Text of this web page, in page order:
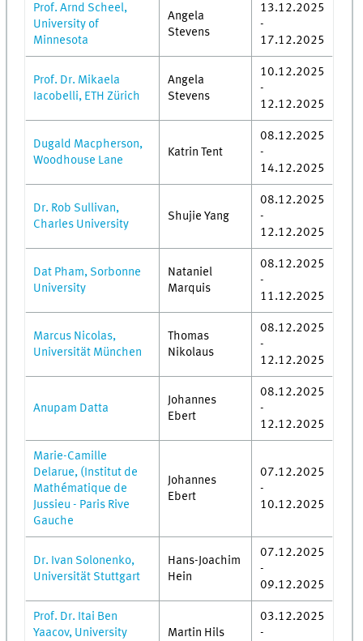
Prof. Arnd Scheel,
University of
Minnesota
Angela
Stevens
13.12.2025
-
17.12.2025
Prof. Dr. Mikaela
Iacobelli, ETH Zürich
Angela
Stevens
10.12.2025
-
12.12.2025
Dugald Macpherson,
Woodhouse Lane
Katrin Tent
08.12.2025
-
14.12.2025
Dr. Rob Sullivan,
Charles University
Shujie Yang
08.12.2025
-
12.12.2025
Dat Pham, Sorbonne
University
Nataniel
Marquis
08.12.2025
-
11.12.2025
Marcus Nicolas,
Universität München
Thomas
Nikolaus
08.12.2025
-
12.12.2025
Anupam Datta
Johannes
Ebert
08.12.2025
-
12.12.2025
Marie-Camille
Delarue, (Institut de
Mathématique de
Jussieu - Paris Rive
Gauche
Johannes
Ebert
07.12.2025
-
10.12.2025
Dr. Ivan Solonenko,
Universität Stuttgart
Hans-Joachim
Hein
07.12.2025
-
09.12.2025
Prof. Dr. Itai Ben
Yaacov, University
Martin Hils
03.12.2025
-